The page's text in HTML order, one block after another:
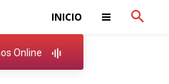
INICIO
Online